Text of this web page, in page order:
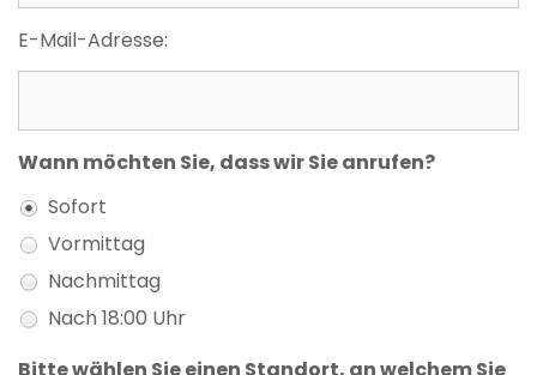
E-Mail-Adresse:
Wann möchten Sie, dass wir Sie anrufen?
Sofort
Vormittag
Nachmittag
Nach 18:00 Uhr